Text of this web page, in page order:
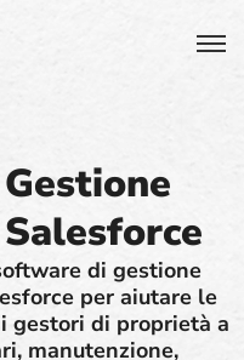
di gestione
per aiutare le
gestori di proprietà a
manutenzione,